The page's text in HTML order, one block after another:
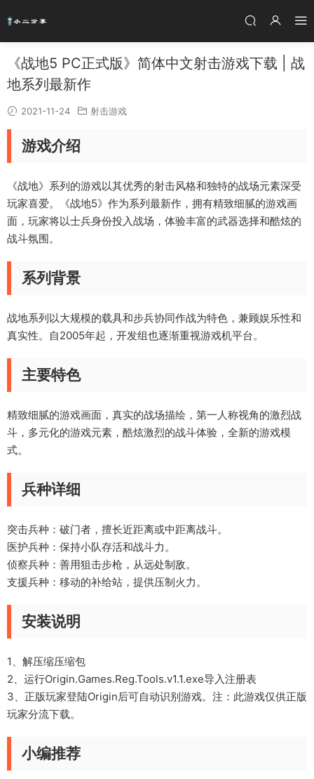
《战地5 PC正式版》简体中文射击游戏下载 | 战
地系列最新作
2021-11-24 射击游戏
游戏介绍
《战地》系列的游戏以其优秀的射击风格和独特的战场元素深受
玩家喜爱。《战地5》作为系列最新作，拥有精致细腻的游戏画
面，玩家将以士兵身份投入战场，体验丰富的武器选择和酷炫的
战斗氛围。
系列背景
战地系列以大规模的载具和步兵协同作战为特色，兼顾娱乐性和
真实性。自2005年起，开发组也逐渐重视游戏机平台。
主要特色
精致细腻的游戏画面，真实的战场描绘，第一人称视角的激烈战
斗，多元化的游戏元素，酷炫激烈的战斗体验，全新的游戏模
式。
兵种详细
突击兵种：破门者，擅长近距离或中距离战斗。
医护兵种：保持小队存活和战斗力。
侦察兵种：善用狙击步枪，从远处制敌。
支援兵种：移动的补给站，提供压制火力。
安装说明
1、解压缩压缩包
2、运行Origin.Games.Reg.Tools.v1.1.exe导入注册表
3、正版玩家登陆Origin后可自动识别游戏。 注：此游戏仅供正版
玩家分流下载。
小编推荐